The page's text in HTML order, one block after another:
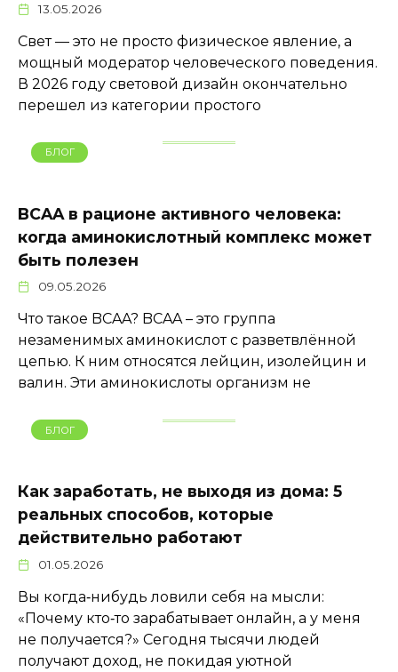
13.05.2026
Свет — это не просто физическое явление, а
мощный модератор человеческого поведения.
В 2026 году световой дизайн окончательно
перешел из категории простого
БЛОГ
BCAA в рационе активного человека:
когда аминокислотный комплекс может
быть полезен
09.05.2026
Что такое BCAA? BCAA – это группа
незаменимых аминокислот с разветвлённой
цепью. К ним относятся лейцин, изолейцин и
валин. Эти аминокислоты организм не
БЛОГ
Как заработать, не выходя из дома: 5
реальных способов, которые
действительно работают
01.05.2026
Вы когда‑нибудь ловили себя на мысли:
«Почему кто‑то зарабатывает онлайн, а у меня
не получается?» Сегодня тысячи людей
получают доход, не покидая уютной